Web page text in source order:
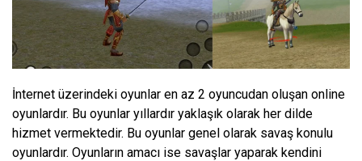
İnternet üzerindeki oyunlar en az 2 oyuncudan oluşan online
oyunlardır. Bu oyunlar yıllardır yaklaşık olarak her dilde
hizmet vermektedir. Bu oyunlar genel olarak savaş konulu
oyunlardır. Oyunların amacı ise savaşlar yaparak kendini